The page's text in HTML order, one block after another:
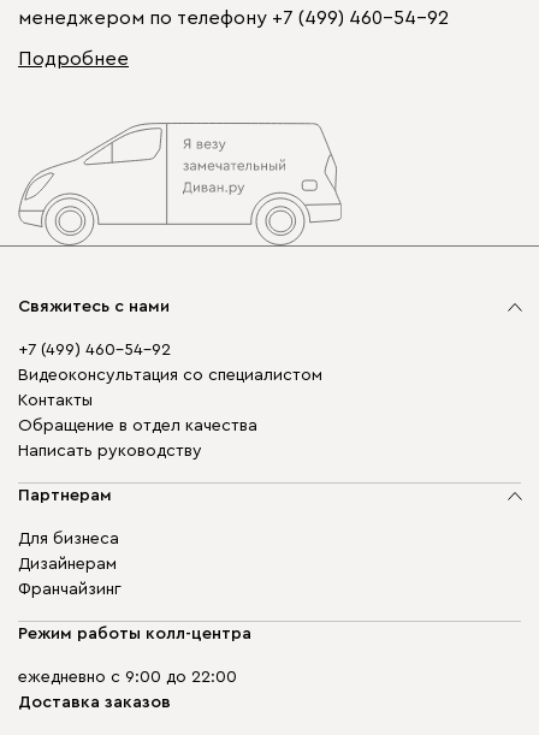
менеджером по телефону +7 (499) 460-54-92
Подробнее
Свяжитесь с нами
+7 (499) 460-54-92
Видеоконсультация со специалистом
Контакты
Обращение в отдел качества
Написать руководству
Партнерам
Для бизнеса
Дизайнерам
Франчайзинг
Режим работы колл-центра
ежедневно с 9:00 до 22:00
Доставка заказов